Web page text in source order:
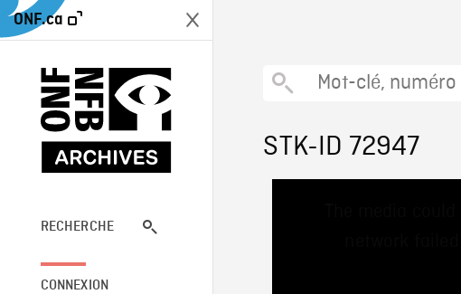
ONF.ca
RECHERCHE
CONNEXION
STK-ID 72947